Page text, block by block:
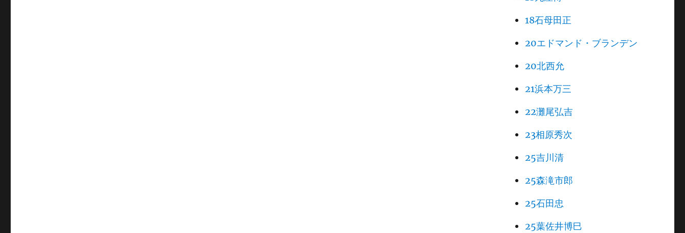
18石母田正
20エドマンド・ブランデン
20北西允
21浜本万三
22灘尾弘吉
23相原秀次
25吉川清
25森滝市郎
25石田忠
25葉佐井博巳